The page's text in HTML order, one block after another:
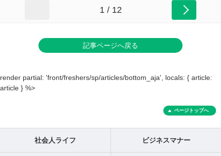
1 / 12
記事ページへ戻る
render partial: 'front/freshers/sp/articles/bottom_aja', locals: { article:
article } %>
ページトップへ
社会人ライフ ビジネスマナー